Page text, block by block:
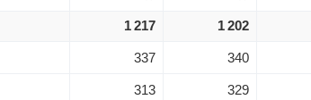
1 217 1 202
337 340
313 329